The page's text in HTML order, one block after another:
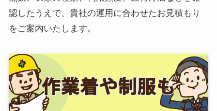
認したうえで、貴社の運用に合わせたお見積もり
をご案内いたします。